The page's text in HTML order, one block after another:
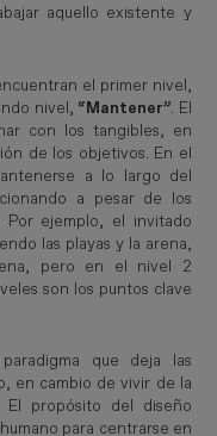
aquello existente y
el primer nivel,
nivel, “Mantener”. El
con los tangibles, en
de los objetivos. En el
a lo largo del
a pesar de los
ejemplo, el invitado
las playas y la arena,
pero en el nivel 2
son los puntos clave
que deja las
en cambio de vivir de la
El propósito del diseño
para centrarse en